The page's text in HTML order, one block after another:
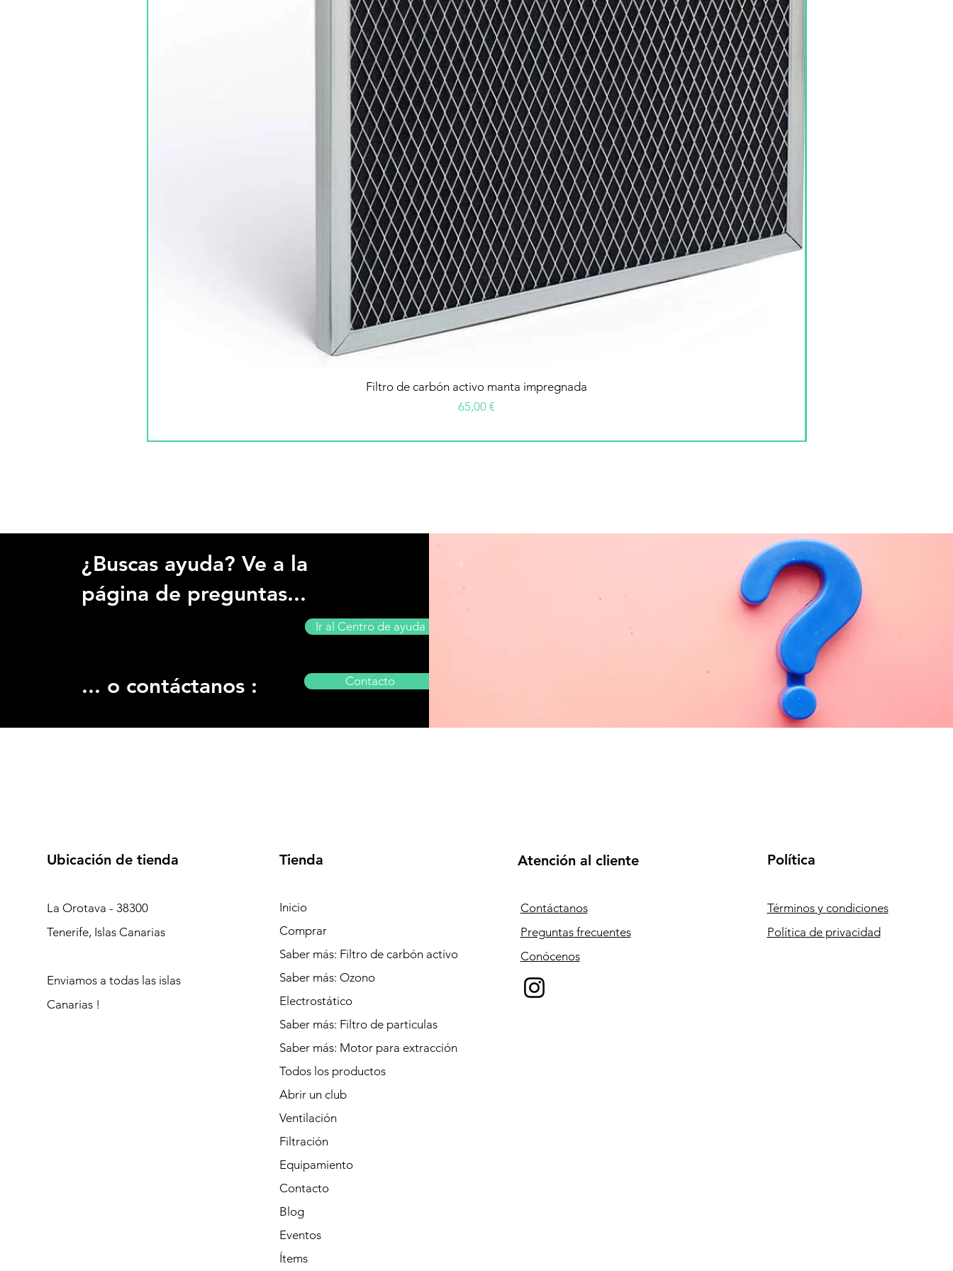
Filtro de carbón activo manta impregnada
Precio
65,00 €
¿Buscas ayuda? Ve a la
página de preguntas...
Ir al Centro de ayuda
... o contáctanos : Contacto
Ubicación de tienda
La Orotava - 38300
Tenerife, Islas Canarias
Enviamos a todas las islas
Canarias !
Tienda
Inicio
Comprar
Saber más: Filtro de carbón activo
Saber más: Ozono
Electrostático
Saber más: Filtro de particulas
Saber más: Motor para extracción
Todos los productos
Abrir un club
Ventilación
Filtración
Equipamiento
Contacto
Blog
Eventos
Ítems
Atención al cliente
Contáctanos
Preguntas frecuentes
Conócenos
Política
Términos y condiciones
Política de privacidad